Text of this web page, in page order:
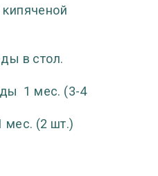
кипяченой
в стол.
1 мес. (3-4
мес. (2 шт.)